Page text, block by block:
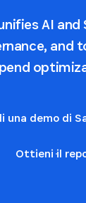
AI and
and
una demo di
Ottieni il